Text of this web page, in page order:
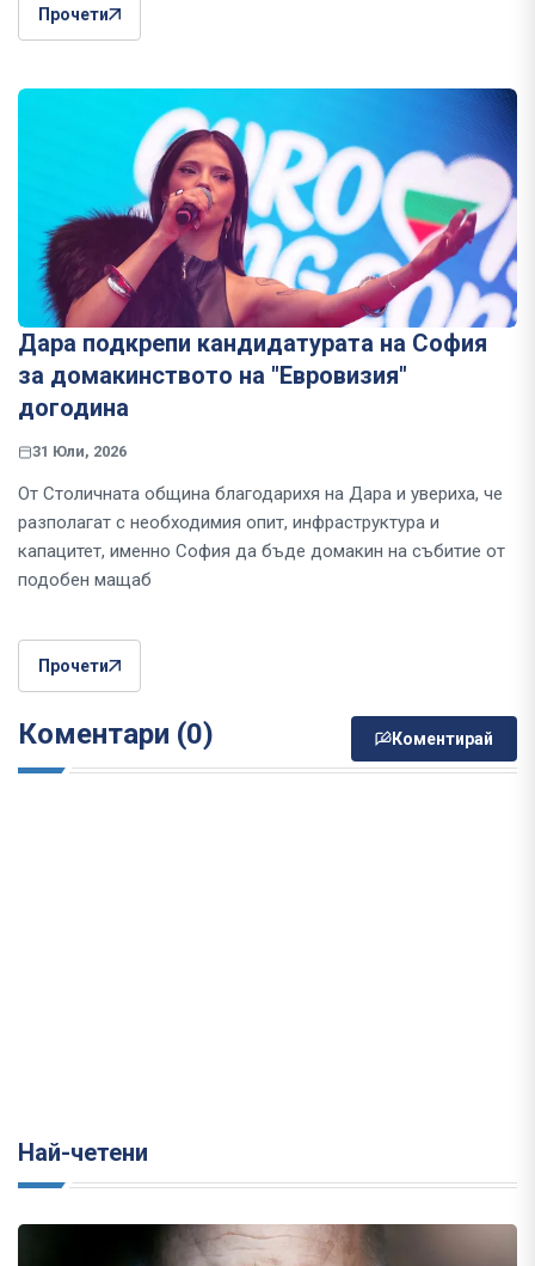
Прочети
Дара подкрепи кандидатурата на София
за домакинството на "Евровизия"
догодина
31 Юли, 2026
От Столичната община благодарихя на Дара и увериха, че
разполагат с необходимия опит, инфраструктура и
капацитет, именно София да бъде домакин на събитие от
подобен мащаб
Прочети
Коментари (0) Коментирай
Най-четени